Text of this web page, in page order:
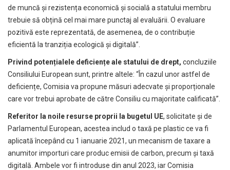
de muncă și rezistența economică și socială a statului membru
trebuie să obțină cel mai mare punctaj al evaluării. O evaluare
pozitivă este reprezentată, de asemenea, de o contribuție
eficientă la tranziția ecologică și digitală”.
Privind potențialele deficiențe ale statului de drept, concluziile
Consiliului European sunt, printre altele: “În cazul unor astfel de
deficiențe, Comisia va propune măsuri adecvate și proporționale
care vor trebui aprobate de către Consiliu cu majoritate calificată”.
Referitor la noile resurse proprii la bugetul UE, solicitate și de
Parlamentul European, acestea includ o taxă pe plastic ce va fi
aplicată începând cu 1 ianuarie 2021, un mecanism de taxare a
anumitor importuri care produc emisii de carbon, precum și taxă
digitală. Ambele vor fi introduse din anul 2023, iar Comisia